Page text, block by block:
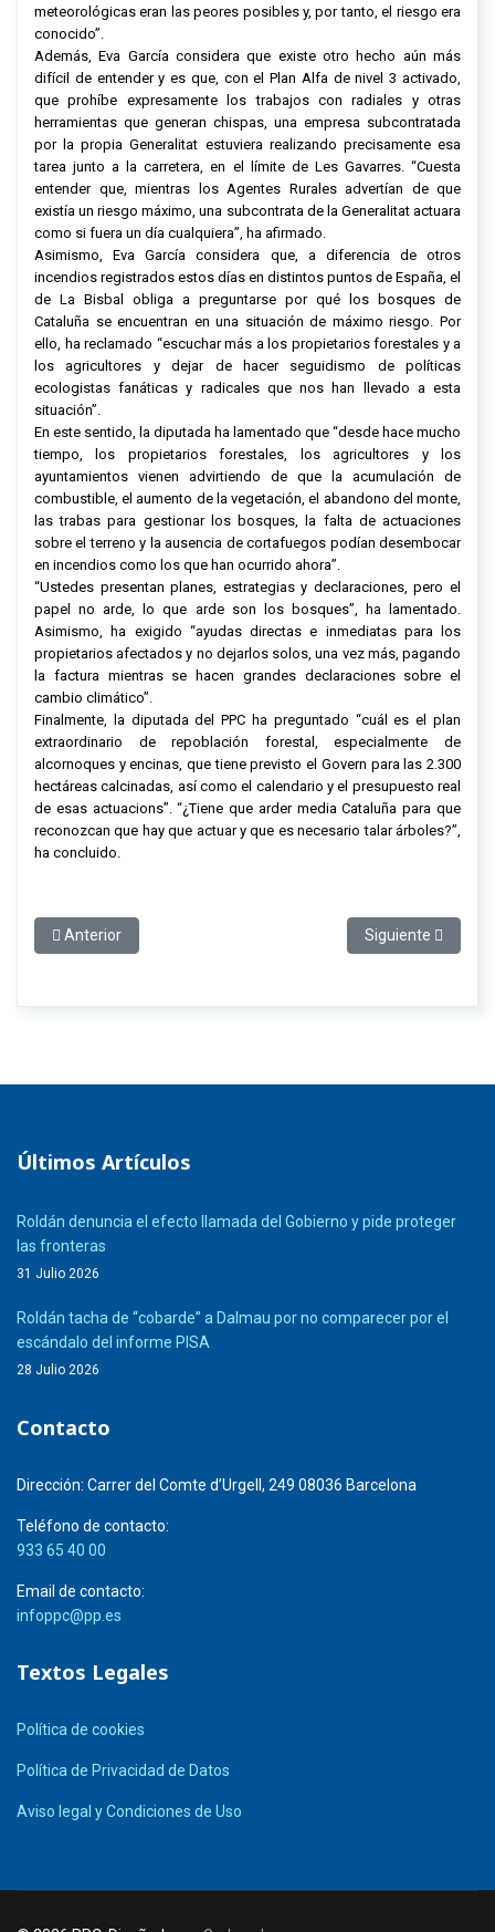
meteorológicas eran las peores posibles y, por tanto, el riesgo era
conocido”.
Además, Eva García considera que existe otro hecho aún más
difícil de entender y es que, con el Plan Alfa de nivel 3 activado,
que prohíbe expresamente los trabajos con radiales y otras
herramientas que generan chispas, una empresa subcontratada
por la propia Generalitat estuviera realizando precisamente esa
tarea junto a la carretera, en el límite de Les Gavarres. “Cuesta
entender que, mientras los Agentes Rurales advertían de que
existía un riesgo máximo, una subcontrata de la Generalitat actuara
como si fuera un día cualquiera”, ha afirmado.
Asimismo, Eva García considera que, a diferencia de otros
incendios registrados estos días en distintos puntos de España, el
de La Bisbal obliga a preguntarse por qué los bosques de
Cataluña se encuentran en una situación de máximo riesgo. Por
ello, ha reclamado “escuchar más a los propietarios forestales y a
los agricultores y dejar de hacer seguidismo de políticas
ecologistas fanáticas y radicales que nos han llevado a esta
situación”.
En este sentido, la diputada ha lamentado que “desde hace mucho
tiempo, los propietarios forestales, los agricultores y los
ayuntamientos vienen advirtiendo de que la acumulación de
combustible, el aumento de la vegetación, el abandono del monte,
las trabas para gestionar los bosques, la falta de actuaciones
sobre el terreno y la ausencia de cortafuegos podían desembocar
en incendios como los que han ocurrido ahora”.
“Ustedes presentan planes, estrategias y declaraciones, pero el
papel no arde, lo que arde son los bosques”, ha lamentado.
Asimismo, ha exigido “ayudas directas e inmediatas para los
propietarios afectados y no dejarlos solos, una vez más, pagando
la factura mientras se hacen grandes declaraciones sobre el
cambio climático”.
Finalmente, la diputada del PPC ha preguntado “cuál es el plan
extraordinario de repoblación forestal, especialmente de
alcornoques y encinas, que tiene previsto el Govern para las 2.300
hectáreas calcinadas, así como el calendario y el presupuesto real
de esas actuacions”. “¿Tiene que arder media Cataluña para que
reconozcan que hay que actuar y que es necesario talar árboles?”,
ha concluido.
Artículo anterior: El PPC reclama un cambio de rumbo para
Anterior Artículo siguiente:
Siguiente
Últimos Artículos
Roldán denuncia el efecto llamada del Gobierno y pide proteger
las fronteras
31 Julio 2026
Roldán tacha de “cobarde” a Dalmau por no comparecer por el
escándalo del informe PISA
28 Julio 2026
Contacto
Dirección: Carrer del Comte d’Urgell, 249 08036 Barcelona
Teléfono de contacto:
933 65 40 00
Email de contacto:
infoppc@pp.es
Textos Legales
Política de cookies
Política de Privacidad de Datos
Aviso legal y Condiciones de Uso